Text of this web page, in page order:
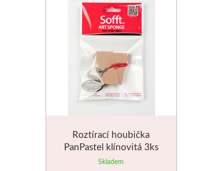
Roztírací houbička
PanPastel klínovitá 3ks
Skladem